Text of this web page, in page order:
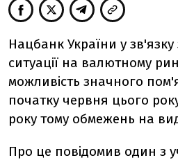
Нацбанк України у зв'язку
ситуації на валютному
можливість значного
початку червня цього
року тому обмежень на
Про це повідомив один з